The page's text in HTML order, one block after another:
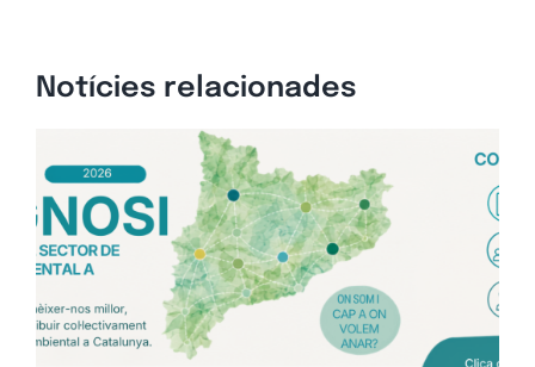
Notícies relacionades